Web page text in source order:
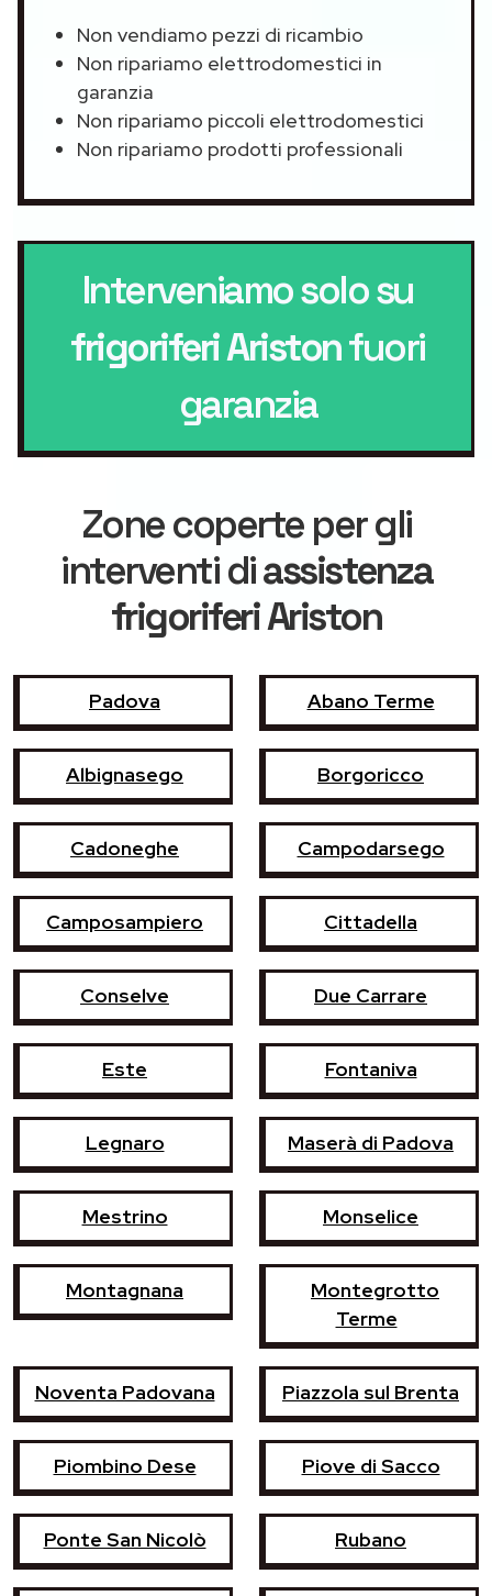
Non vendiamo pezzi di ricambio
Non ripariamo elettrodomestici in
garanzia
Non ripariamo piccoli elettrodomestici
Non ripariamo prodotti professionali
Interveniamo solo su
frigoriferi Aristonfuori
garanzia
Zone coperte per gli
interventi diassistenza
frigoriferi Ariston
Padova Abano Terme
Albignasego Borgoricco
Cadoneghe Campodarsego
Camposampiero Cittadella
Conselve Due Carrare
Este Fontaniva
Legnaro Maserà di Padova
Mestrino Monselice
Montagnana
Montegrotto
Terme
Noventa Padovana Piazzola sul Brenta
Piombino Dese Piove di Sacco
Ponte San Nicolò Rubano